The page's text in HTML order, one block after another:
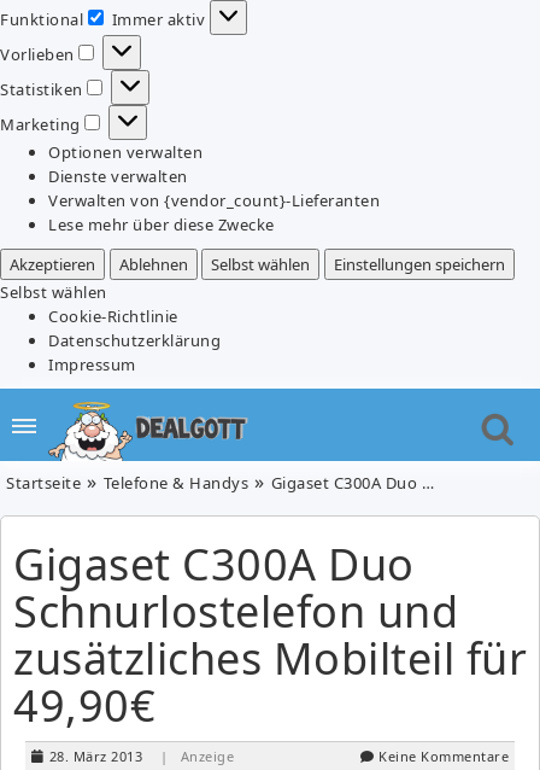
Funktional
Funktional
Immer aktiv
Vorlieben
Vorlieben
Statistiken
Statistiken
Marketing
Marketing
Optionen verwalten
Dienste verwalten
Verwalten von {vendor_count}-Lieferanten
Lese mehr über diese Zwecke
Akzeptieren
Ablehnen Selbst wählen
Einstellungen speichern
Selbst wählen
Cookie-Richtlinie
Datenschutzerklärung
Impressum
Startseite Telefone & Handys Gigaset C300A Duo Schnurlostelefon und zusätzliches Mobilteil für 49,90€
Gigaset C300A Duo
Schnurlostelefon und
zusätzliches Mobilteil für
49,90€
28. März 2013 | Anzeige Keine Kommentare